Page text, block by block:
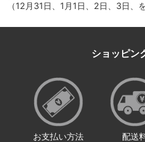
（12月31日、1月1日、2日、3日、
ショッピン
お支払い方法 配送